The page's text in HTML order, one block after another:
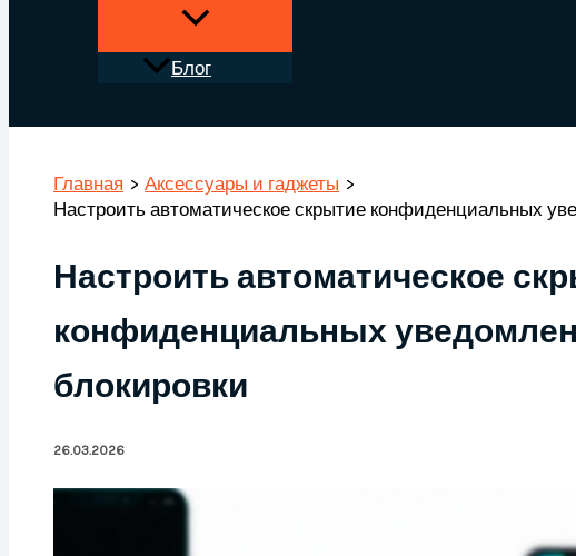
Блог
Главная
Аксессуары и гаджеты
Настроить автоматическое скрытие конфиденциальных
Настроить автоматическое
конфиденциальных
блокировки
26.03.2026